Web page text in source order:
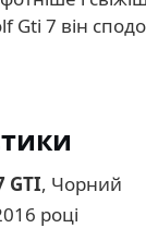
7 він
GTI, Чорний
році